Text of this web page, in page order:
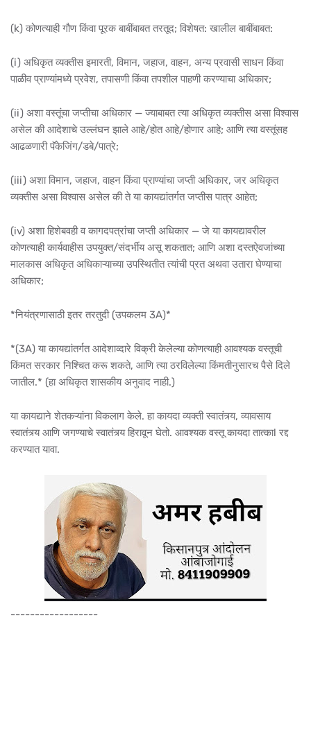
(k) कोणत्याही गौण किंवा पूरक बाबींबाबत तरतूद; विशेषत: खालील बाबींबाबत:
(i) अधिकृत व्यक्तीस इमारती, विमान, जहाज, वाहन, अन्य प्रवासी साधन किंवा
पाळीव प्राण्यांमध्ये प्रवेश, तपासणी किंवा तपशील पाहणी करण्याचा अधिकार;
(ii) अशा वस्तूंचा जप्तीचा अधिकार — ज्याबाबत त्या अधिकृत व्यक्तीस असा विश्वास
असेल की आदेशाचे उल्लंघन झाले आहे/होत आहे/होणार आहे; आणि त्या वस्तूंसह
आढळणारी पॅकेजिंग/डबे/पात्रे;
(iii) अशा विमान, जहाज, वाहन किंवा प्राण्यांचा जप्ती अधिकार, जर अधिकृत
व्यक्तीस असा विश्वास असेल की ते या कायद्यांतर्गत जप्तीस पात्र आहेत;
(iv) अशा हिशेबवही व कागदपत्रांचा जप्ती अधिकार — जे या कायद्यावरील
कोणत्याही कार्यवाहीस उपयुक्त/संदर्भीय असू शकतात; आणि अशा दस्तऐवजांच्या
मालकास अधिकृत अधिकाऱ्याच्या उपस्थितीत त्यांची प्रत अथवा उतारा घेण्याचा
अधिकार;
*नियंत्रणासाठी इतर तरतुदी (उपकलम 3A)*
*(3A) या कायद्यांतर्गत आदेशाव्दारे विक्री केलेल्या कोणत्याही आवश्यक वस्तूची
किंमत सरकार निश्चित करू शकते, आणि त्या ठरविलेल्या किंमतीनुसारच पैसे दिले
जातील.* (हा अधिकृत शासकीय अनुवाद नाही.)
या कायद्याने शेतकऱ्यांना विकलाग केले. हा कायदा व्यक्ती स्वातंत्र्य, व्यावसाय
स्वातंत्र्य आणि जगण्याचे स्वातंत्र्य हिरावून घेतो. आवश्यक वस्तू कायदा तात्काl रद्द
करण्यात यावा.
------------------